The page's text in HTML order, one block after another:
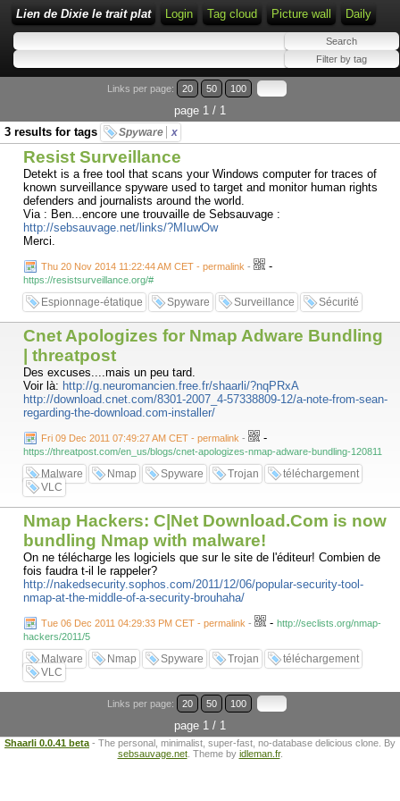
Lien de Dixie le trait plat Login Tag cloud Picture wall Daily
Links per page: 20 50 100
page 1 / 1
3 results for tags
Spyware x
Resist Surveillance
Detekt is a free tool that scans your Windows computer for traces of
known surveillance spyware used to target and monitor human rights
defenders and journalists around the world.
Via : Ben...encore une trouvaille de Sebsauvage :
http://sebsauvage.net/links/?MIuwOw
Merci.
Thu 20 Nov 2014 11:22:44 AM CET - permalink - -
https://resistsurveillance.org/#
Espionnage-étatique Spyware Surveillance Sécurité
Cnet Apologizes for Nmap Adware Bundling
| threatpost
Des excuses....mais un peu tard.
Voir là: http://g.neuromancien.free.fr/shaarli/?nqPRxA
http://download.cnet.com/8301-2007_4-57338809-12/a-note-from-sean-
regarding-the-download.com-installer/
Fri 09 Dec 2011 07:49:27 AM CET - permalink - -
https://threatpost.com/en_us/blogs/cnet-apologizes-nmap-adware-bundling-120811
Malware Nmap Spyware Trojan
téléchargement
VLC
Nmap Hackers: C|Net Download.Com is now
bundling Nmap with malware!
On ne télécharge les logiciels que sur le site de l'éditeur! Combien de
fois faudra t-il le rappeler?
http://nakedsecurity.sophos.com/2011/12/06/popular-security-tool-
nmap-at-the-middle-of-a-security-brouhaha/
Tue 06 Dec 2011 04:29:33 PM CET - permalink - - http://seclists.org/nmap-
hackers/2011/5
Malware Nmap Spyware Trojan
téléchargement
VLC
Links per page: 20 50 100
page 1 / 1
Shaarli 0.0.41 beta - The personal, minimalist, super-fast, no-database delicious clone. By
sebsauvage.net. Theme by idleman.fr.